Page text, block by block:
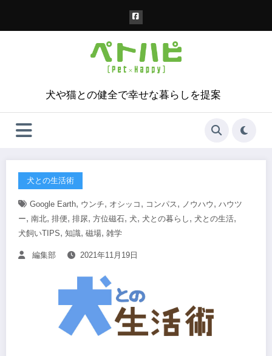
犬や猫との健全で幸せな暮らしを提案
犬との生活術
Google Earth, ウンチ, オシッコ , コンパス, ノウハウ , ハウツ
ー, 南北, 排便, 排尿, 方位磁石, 犬, 犬との暮らし , 犬との生活,
犬飼いTIPS, 知識, 磁場, 雑学
編集部 2021年11月19日